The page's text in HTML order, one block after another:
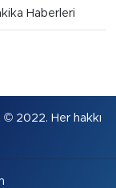
Haberleri
2022. Her hakkı